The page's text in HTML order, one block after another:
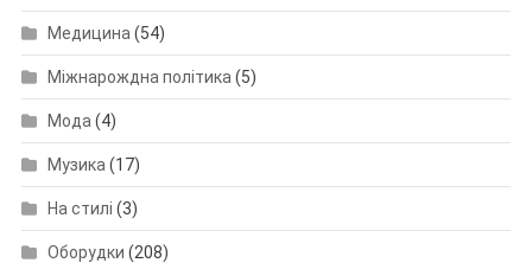
Медицина (54)
Міжнарождна політика (5)
Мода (4)
Музика (17)
На стилі (3)
Оборудки (208)